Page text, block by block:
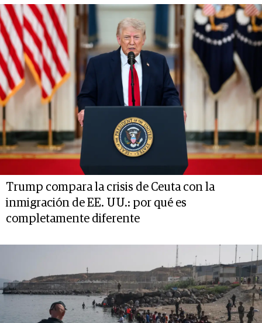
Trump compara la crisis de Ceuta con la
inmigración de EE. UU.: por qué es
completamente diferente